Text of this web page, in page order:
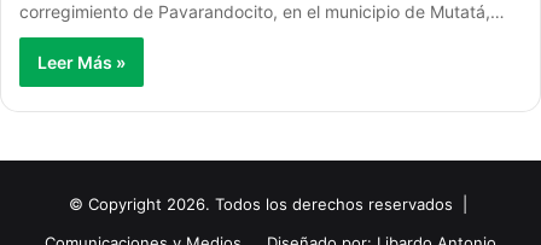
corregimiento de Pavarandocito, en el municipio de Mutatá,…
Leer Más »
© Copyright 2026. Todos los derechos reservados |